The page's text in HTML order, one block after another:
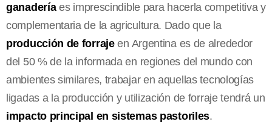
ganaderíaes imprescindible para hacerla competitiva y
complementaria de la agricultura. Dado que la
producción de forrajeen Argentina es de alrededor
del 50 % de la informada en regiones del mundo con
ambientes similares, trabajar en aquellas tecnologías
ligadas a la producción y utilización de forraje tendrá un
impacto principal en sistemas pastoriles.